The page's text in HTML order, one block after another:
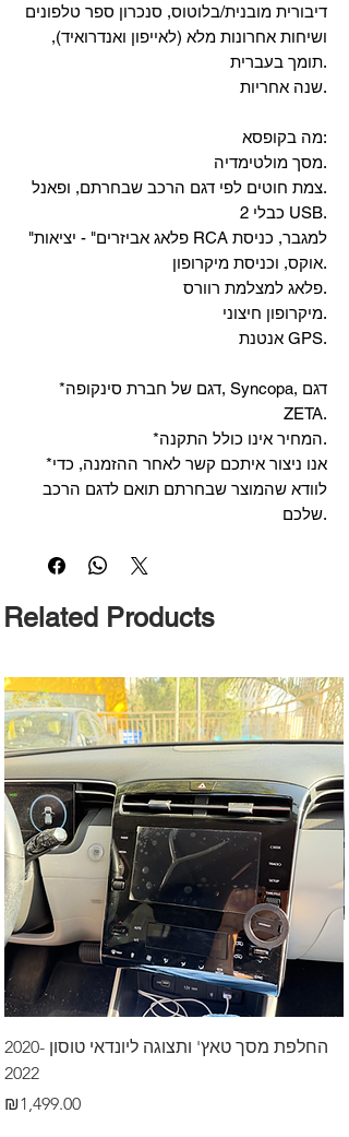
‏דיבורית מובנית/בלוטוס, ‏סנכרון ספר טלפונים
ושיחות אחרונות מלא (לאייפון ואנדרואיד),
תומך בעברית.
שנה אחריות.
מה בקופסא:
מסך מולטימדיה.
צמת חוטים לפי דגם הרכב שבחרתם, ופאנל.
2 כבלי USB.
"פלאג אביזרים" - יציאות RCA למגבר, כניסת
אוקס, וכניסת מיקרופון.
פלאג למצלמת רוורס.
מיקרופון חיצוני.
אנטנת GPS.
*דגם של חברת סינקופה, Syncopa, דגם
ZETA.
*המחיר אינו כולל התקנה.
*אנו ניצור איתכם קשר לאחר ההזמנה, כדי
לוודא שהמוצר שבחרתם תואם לדגם הרכב
שלכם.
Related Products
החלפת מסך טאץ' ותצוגה ליונדאי טוסון 2020-
2022
Price
₪1,499.00